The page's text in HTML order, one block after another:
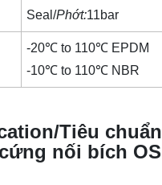
Seal/Phớt:11bar
-20℃ to 110℃ EPDM
-10℃ to 110℃ NBR
Tiêu
nối bích